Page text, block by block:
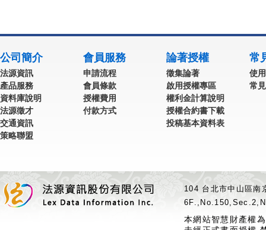
公司簡介
法源資訊
產品服務
資料庫說明
法源徵才
交通資訊
策略聯盟
會員服務
申請流程
會員條款
授權費用
付款方式
論著授權
徵集論著
啟用授權專區
權利金計算說明
授權合約書下載
投稿基本資料表
常
使
常
104 台北市中山區
本網站智慧財產權